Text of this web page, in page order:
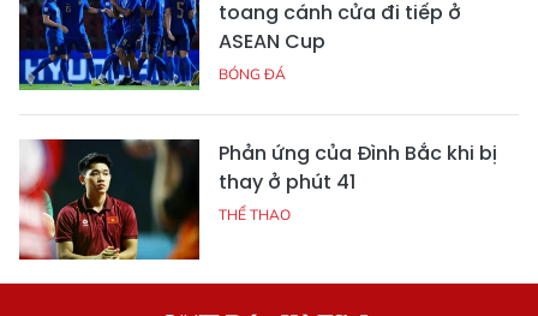
toang cánh cửa đi tiếp ở
ASEAN Cup
BÓNG ĐÁ
Phản ứng của Đình Bắc khi bị
thay ở phút 41
THỂ THAO